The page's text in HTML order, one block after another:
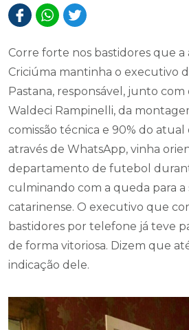
Corre forte nos bastidores que
Criciúma mantinha o executivo
Pastana, responsável, junto
Waldeci Rampinelli, da
comissão técnica e 90% do
através de WhatsApp, vinha
departamento de futebol
culminando com a queda para
catarinense. O executivo que
bastidores por telefone já teve
de forma vitoriosa. Dizem que
indicação dele.